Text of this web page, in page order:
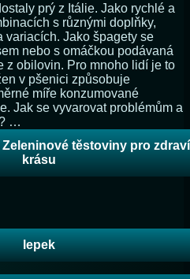
prý z Itálie. Jako rychlé a
s různými doplňky,
variacích. Jako špagety se
nebo s omáčkou podávaná
z obilovin. Pro mnoho lidí je to
v pšenici způsobuje
míře konzumované
Jak se vyvarovat problémům a
…
Zeleninové těstoviny pro
krásu
lepek